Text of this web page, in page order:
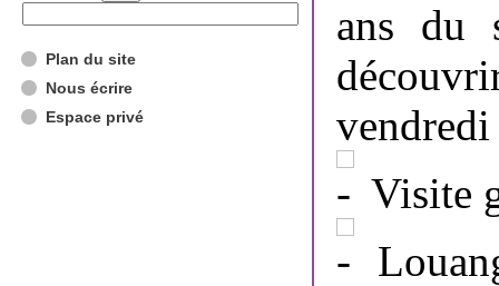
Plan du site
Nous écrire
Espace privé
ans du
Visite